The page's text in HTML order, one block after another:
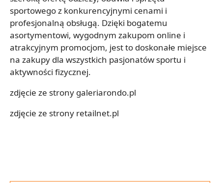
sportowego z konkurencyjnymi cenami i
profesjonalną obsługą. Dzięki bogatemu
asortymentowi, wygodnym zakupom online i
atrakcyjnym promocjom, jest to doskonałe miejsce
na zakupy dla wszystkich pasjonatów sportu i
aktywności fizycznej.
zdjęcie ze strony galeriarondo.pl
zdjęcie ze strony retailnet.pl